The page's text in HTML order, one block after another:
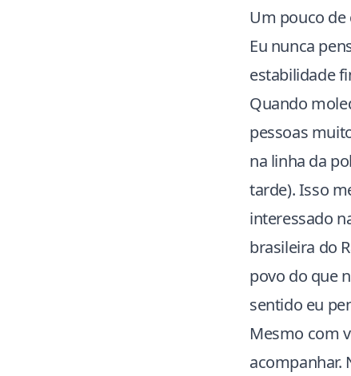
Um pouco
Eu nunca
estabilidade
Quando
pessoas
na linha da
tarde). Isso
interessado
brasileira do
povo do que
sentido eu
Mesmo com
acompanhar.